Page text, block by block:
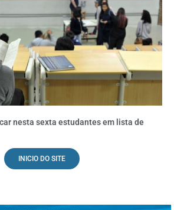
nesta sexta estudantes em lista de
INICIO DO SITE